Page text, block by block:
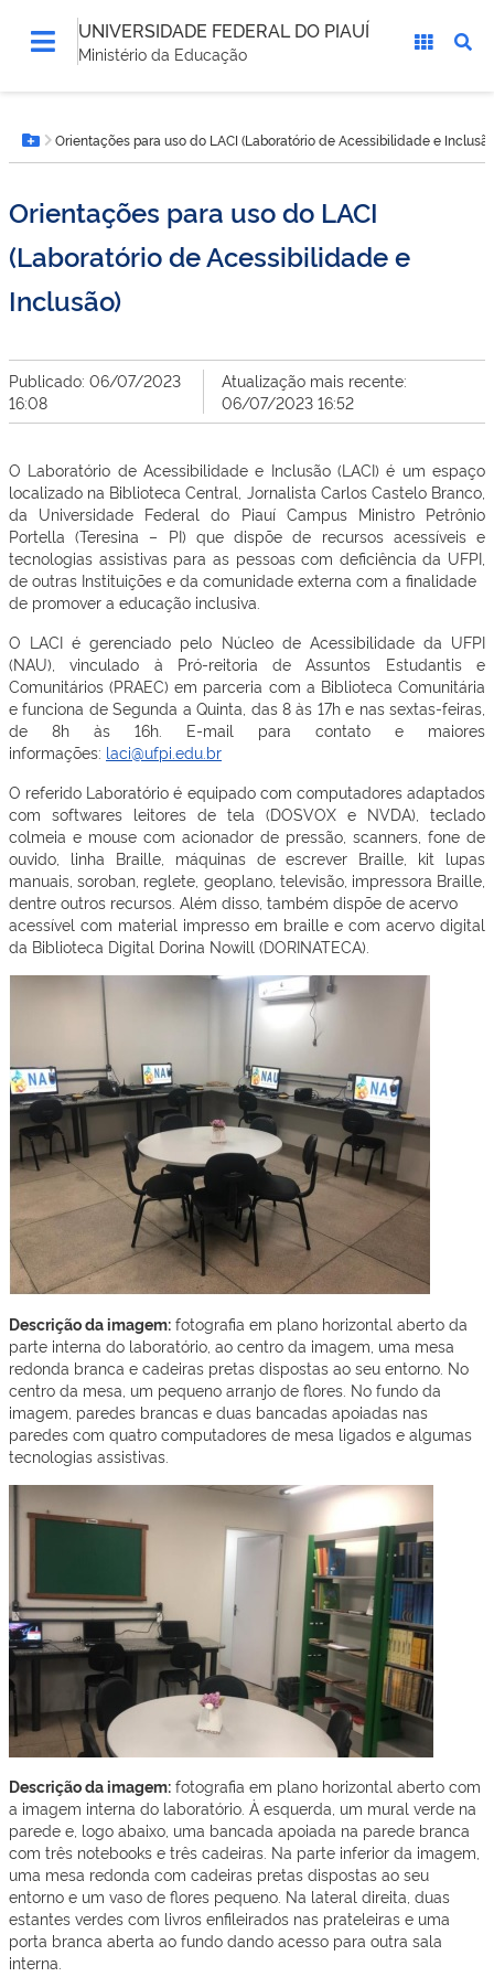
UNIVERSIDADE FEDERAL DO PIAUÍ
Ministério da Educação
está
aqui:Botão Menu
Orientações para uso do LACI (Laboratório de Acessibilidade e
Orientações para uso do LACI
(Laboratório de Acessibilidade e
Inclusão)
Publicado: 06/07/2023
16:08
Atualização mais recente:
06/07/2023 16:52
O Laboratório de Acessibilidade e Inclusão (LACI) é um espaço
localizado na Biblioteca Central, Jornalista Carlos Castelo Branco,
da Universidade Federal do Piauí Campus Ministro Petrônio
Portella (Teresina – PI) que dispõe de recursos acessíveis e
tecnologias assistivas para as pessoas com deficiência da UFPI,
de outras Instituições e da comunidade externa com a finalidade
de promover a educação inclusiva.
O LACI é gerenciado pelo Núcleo de Acessibilidade da UFPI
(NAU), vinculado à Pró-reitoria de Assuntos Estudantis e
Comunitários (PRAEC) em parceria com a Biblioteca Comunitária
e funciona de Segunda a Quinta, das 8 às 17h e nas sextas-feiras,
de 8h às 16h. E-mail para contato e maiores
informações: laci@ufpi.edu.br
O referido Laboratório é equipado com computadores adaptados
com softwares leitores de tela (DOSVOX e NVDA), teclado
colmeia e mouse com acionador de pressão, scanners, fone de
ouvido, linha Braille, máquinas de escrever Braille, kit lupas
manuais, soroban, reglete, geoplano, televisão, impressora Braille,
dentre outros recursos. Além disso, também dispõe de acervo
acessível com material impresso em braille e com acervo digital
da Biblioteca Digital Dorina Nowill (DORINATECA).
Descrição da imagem: fotografia em plano horizontal aberto da
parte interna do laboratório, ao centro da imagem, uma mesa
redonda branca e cadeiras pretas dispostas ao seu entorno. No
centro da mesa, um pequeno arranjo de flores. No fundo da
imagem, paredes brancas e duas bancadas apoiadas nas
paredes com quatro computadores de mesa ligados e algumas
tecnologias assistivas.
Descrição da imagem: fotografia em plano horizontal aberto com
a imagem interna do laboratório. À esquerda, um mural verde na
parede e, logo abaixo, uma bancada apoiada na parede branca
com três notebooks e três cadeiras. Na parte inferior da imagem,
uma mesa redonda com cadeiras pretas dispostas ao seu
entorno e um vaso de flores pequeno. Na lateral direita, duas
estantes verdes com livros enfileirados nas prateleiras e uma
porta branca aberta ao fundo dando acesso para outra sala
interna.